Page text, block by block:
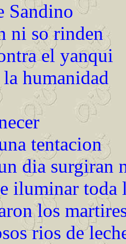
Sandino
ni so rinden
el yanqui
humanidad
tentacion
dia surgiran
iluminar toda
los
rios de